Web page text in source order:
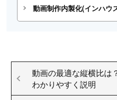
動画制作内製化(インハウ
動画の最適な縦横比は
わかりやすく説明